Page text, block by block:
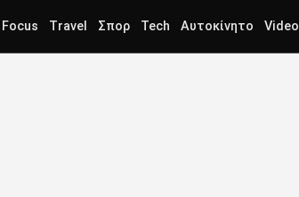
Focus Travel Σπορ Tech Αυτοκίνητο Video